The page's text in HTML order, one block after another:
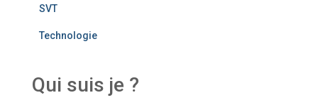
SVT
Technologie
Qui suis je ?